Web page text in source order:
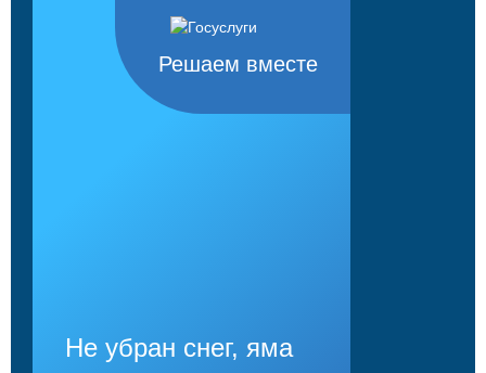
Решаем вместе
Не убран снег, яма